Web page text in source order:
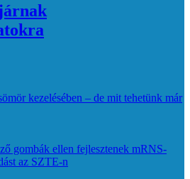
kezelésében – de mit tehetünk már
gombák ellen fejlesztenek mRNS-
az SZTE-n